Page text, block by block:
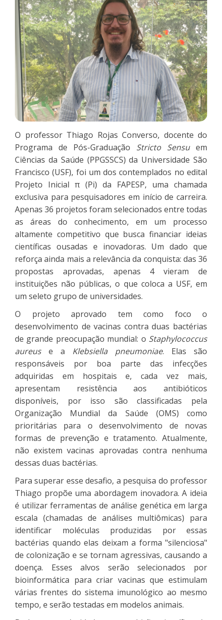
O professor Thiago Rojas Converso, docente do
Programa de Pós-Graduação Stricto Sensuem
Ciências da Saúde (PPGSSCS) da Universidade São
Francisco (USF), foi um dos contemplados no edital
Projeto Inicial π (Pi) da FAPESP, uma chamada
exclusiva para pesquisadores em início de carreira.
Apenas 36 projetos foram selecionados entre todas
as áreas do conhecimento, em um processo
altamente competitivo que busca financiar ideias
científicas ousadas e inovadoras. Um dado que
reforça ainda mais a relevância da conquista: das 36
propostas aprovadas, apenas 4 vieram de
instituições não públicas, o que coloca a USF, em
um seleto grupo de universidades.
O projeto aprovado tem como foco o
desenvolvimento de vacinas contra duas bactérias
de grande preocupação mundial: o Staphylococcus
aureuse a Klebsiella pneumoniae. Elas são
responsáveis por boa parte das infecções
adquiridas em hospitais e, cada vez mais,
apresentam resistência aos antibióticos
disponíveis, por isso são classificadas pela
Organização Mundial da Saúde (OMS) como
prioritárias para o desenvolvimento de novas
formas de prevenção e tratamento. Atualmente,
não existem vacinas aprovadas contra nenhuma
dessas duas bactérias.
Para superar esse desafio, a pesquisa do professor
Thiago propõe uma abordagem inovadora. A ideia
é utilizar ferramentas de análise genética em larga
escala (chamadas de análises multiômicas) para
identificar moléculas produzidas por essas
bactérias quando elas deixam a forma "silenciosa"
de colonização e se tornam agressivas, causando a
doença. Esses alvos serão selecionados por
bioinformática para criar vacinas que estimulam
várias frentes do sistema imunológico ao mesmo
tempo, e serão testadas em modelos animais.